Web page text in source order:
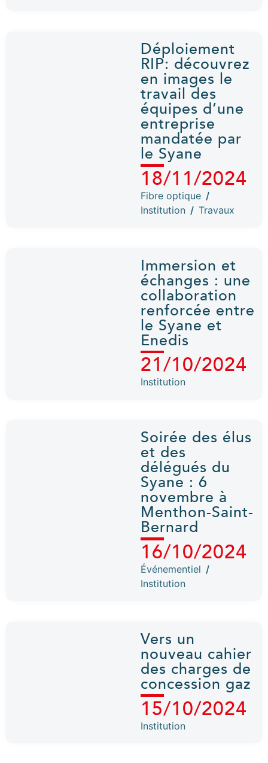
Déploiement
RIP: découvrez
en images le
travail des
équipes d’une
entreprise
mandatée par
le Syane
18/11/2024
Fibre optique /
Institution / Travaux
Immersion et
échanges : une
collaboration
renforcée entre
le Syane et
Enedis
21/10/2024
Institution
Soirée des élus
et des
délégués du
Syane : 6
novembre à
Menthon-Saint-
Bernard
16/10/2024
Événementiel /
Institution
Vers un
nouveau cahier
des charges de
concession gaz
15/10/2024
Institution